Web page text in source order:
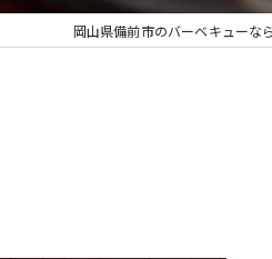
岡山県備前市のバーベキューな